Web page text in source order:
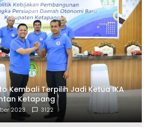
Kembali Terpilih Jadi Ketua IKA
Ketapang
2023 3122